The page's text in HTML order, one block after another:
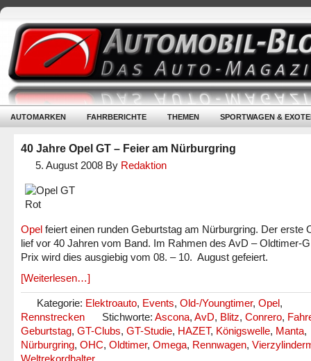
AUTOMARKEN FAHRBERICHTE THEMEN SPORTWAGEN &
40 Jahre Opel GT – Feier am Nürburgring
5. August 2008 By Redaktion
Opel feiert einen runden Geburtstag am Nürburgring. Der erste
lief vor 40 Jahren vom Band. Im Rahmen des AvD – Oldtimer-
Prix wird dies ausgiebig vom 08. – 10. August gefeiert.
[Weiterlesen…]
Kategorie: Elektroauto, Events, Old-/Youngtimer, Opel,
Rennstrecken
Stichworte: Ascona, AvD, Blitz, Conrero,
Geburtstag, GT-Clubs, GT-Studie, HAZET, Königswelle, Manta,
Nürburgring, OHC, Oldtimer, Omega, Rennwagen,
Weltrekordhalter